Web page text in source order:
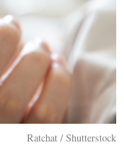
Ratchat / Shutterstock